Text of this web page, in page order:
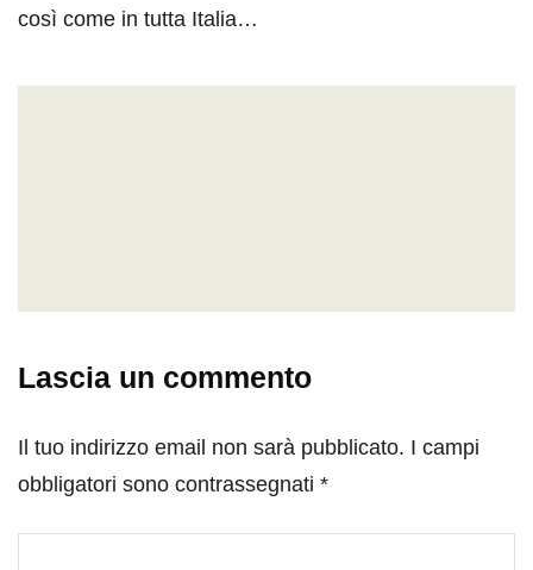
così come in tutta Italia…
Lascia un commento
Il tuo indirizzo email non sarà pubblicato. I campi
obbligatori sono contrassegnati *